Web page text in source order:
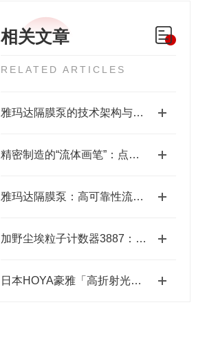
相关文章
RELATED ARTICLES
雅玛达隔膜泵的技术架构与工业流体输送应用领域
精密制造的“流体画笔”：点胶机技术全景解析
雅玛达隔膜泵：高可靠性流体输送的工业优选
加野尘埃粒子计数器3887：洁净环境监测的“眼睛”
日本HOYA豪雅「高折射光学引擎」—2.0超高清折射率-总代理藤田光学